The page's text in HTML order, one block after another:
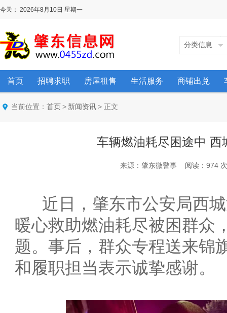
今天： 2026年8月10日 星期一
分类信息
首页 招聘求职 房屋租售 生活服务 商铺出兑
当前位置： 首页 > 新闻资讯 > 正文
车辆燃油耗尽困途中 西
来源：肇东微警事 阅读：974
近日，肇东市公安局西城
暖心救助燃油耗尽被困群众
题。事后，群众专程送来锦
和履职担当表示诚挚感谢。